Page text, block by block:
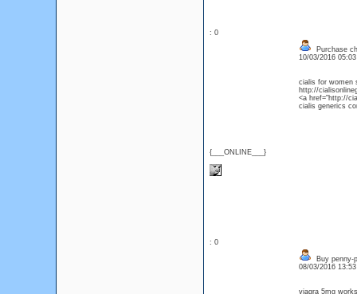
: 0
{___ONLINE___}
Purchase
10/03/2016
cialis for women
http://
<a href="http://
cialis generics
: 0
Buy penny-
08/03/2016
viagra 5mg